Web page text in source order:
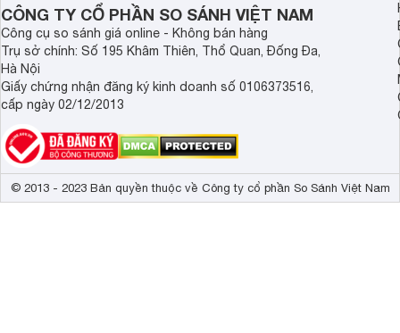
CÔNG TY CỔ PHẦN SO SÁNH VIỆT NAM
Công cụ so sánh giá online - Không bán hàng
Trụ sở chính: Số 195 Khâm Thiên, Thổ Quan, Đống Đa,
Hà Nội
Giấy chứng nhận đăng ký kinh doanh số 0106373516,
cấp ngày 02/12/2013
© 2013 - 2023 Bản quyền thuộc về Công ty cổ phần So Sánh Việt Nam